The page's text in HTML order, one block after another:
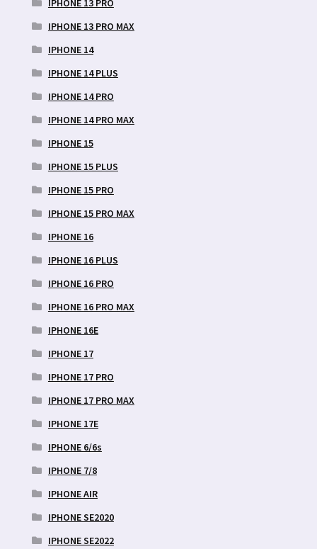
IPHONE 13 PRO
IPHONE 13 PRO MAX
IPHONE 14
IPHONE 14 PLUS
IPHONE 14 PRO
IPHONE 14 PRO MAX
IPHONE 15
IPHONE 15 PLUS
IPHONE 15 PRO
IPHONE 15 PRO MAX
IPHONE 16
IPHONE 16 PLUS
IPHONE 16 PRO
IPHONE 16 PRO MAX
IPHONE 16E
IPHONE 17
IPHONE 17 PRO
IPHONE 17 PRO MAX
IPHONE 17E
IPHONE 6/6s
IPHONE 7/8
IPHONE AIR
IPHONE SE2020
IPHONE SE2022